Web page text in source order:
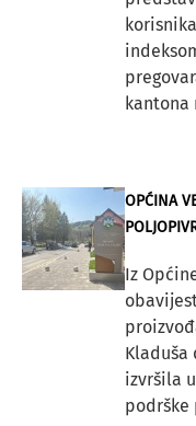
kantona
OPĆINA
Iz
Kladuša
izvršila
podrške